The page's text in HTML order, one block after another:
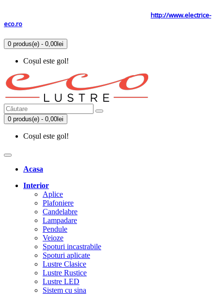
http://www.electrice-
eco.ro
0 produs(e) - 0,00lei
Coșul este gol!
0 produs(e) - 0,00lei
Coșul este gol!
Acasa
Interior
Aplice
Plafoniere
Candelabre
Lampadare
Pendule
Veioze
Spoturi incastrabile
Spoturi aplicate
Lustre Clasice
Lustre Rustice
Lustre LED
Sistem cu sina